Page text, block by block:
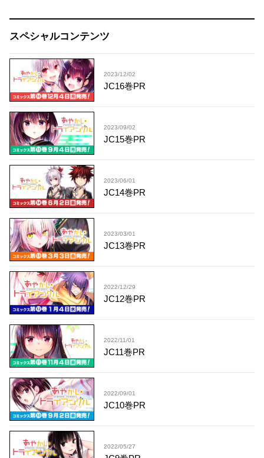
スペシャルコンテンツ
2023/12/02
JC16巻PR
2023/09/02
JC15巻PR
2023/06/01
JC14巻PR
2023/03/01
JC13巻PR
2022/12/29
JC12巻PR
2022/11/01
JC11巻PR
2022/09/01
JC10巻PR
2022/05/27